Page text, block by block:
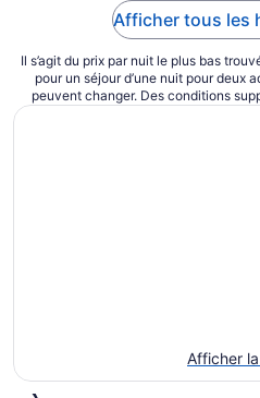
Afficher tous les
Il s’agit du prix par nuit le plus bas
pour un séjour d’une nuit pour deux
peuvent changer. Des conditions
Afficher